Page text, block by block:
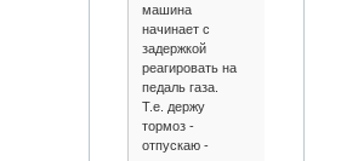
машина
начинает с
задержкой
реагировать на
педаль газа.
Т.е. держу
тормоз -
отпускаю -